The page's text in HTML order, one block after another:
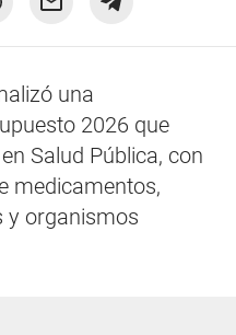
una
2026 que
Salud Pública, con
medicamentos,
y organismos